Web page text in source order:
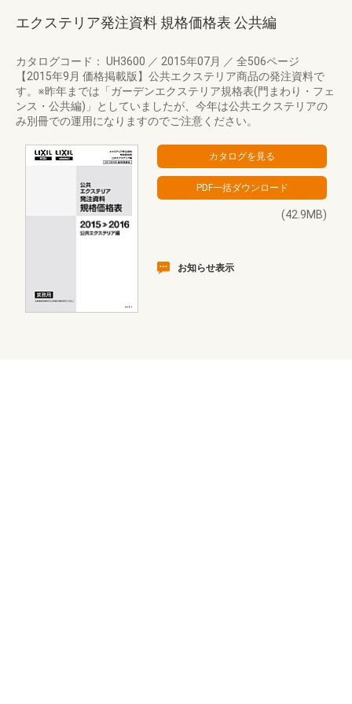
エクステリア発注資料 規格価格表 公共編
カタログコード： UH3600 ／ 2015年07月 ／ 全506ページ
【2015年9月 価格掲載版】公共エクステリア商品の発注資料で
す。※昨年までは「ガーデンエクステリア規格表(門まわり・フェ
ンス・公共編)」としていましたが、今年は公共エクステリアの
み別冊での運用になりますのでご注意ください。
(42.9MB)
お知らせ表示